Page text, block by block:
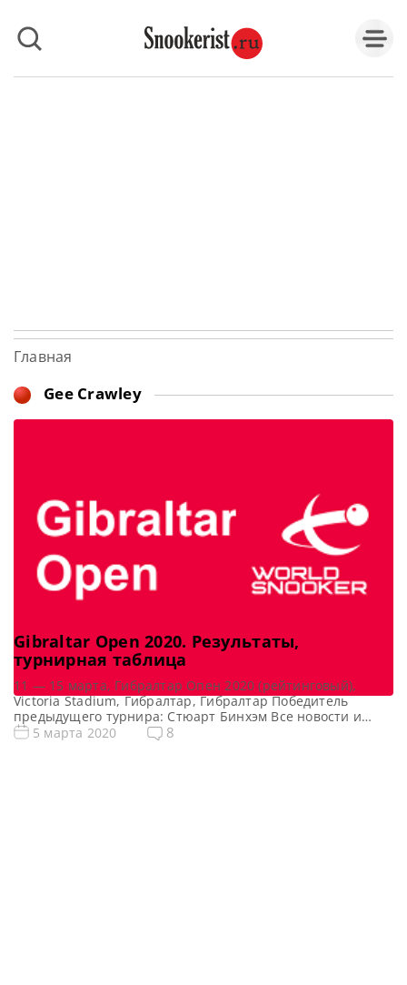
Главная
Gee Crawley
Gibraltar Open 2020. Результаты,
турнирная таблица
11 — 15 марта, Гибралтар Опен 2020 (рейтинговый),
Victoria Stadium, Гибралтар, Гибралтар Победитель
предыдущего турнира: Стюарт Бинхэм Все новости и
результаты Gibraltar Open 2020 Квалификация Gibraltar
5 марта 2020 8